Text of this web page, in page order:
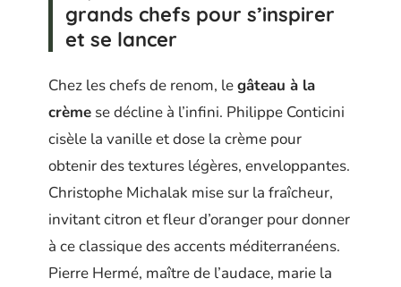
grands chefs pour s’inspirer
et se lancer
Chez les chefs de renom, legâteau à la
crème se décline à l’infini. Philippe Conticini
cisèle la vanille et dose la crème pour
obtenir des textures légères, enveloppantes.
Christophe Michalak mise sur la fraîcheur,
invitant citron et fleur d’oranger pour donner
à ce classique des accents méditerranéens.
Pierre Hermé, maître de l’audace, marie la